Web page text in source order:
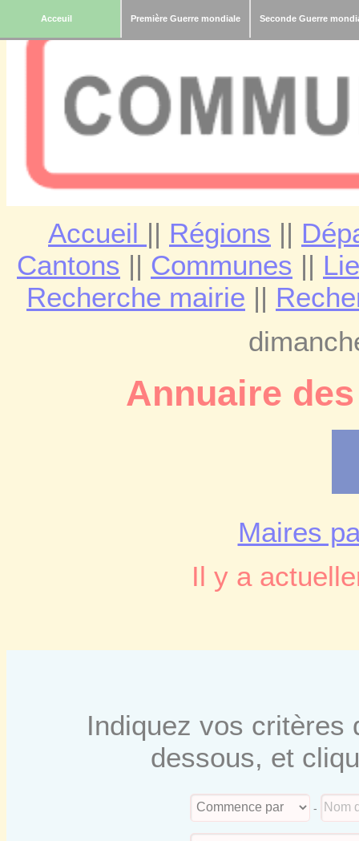
Acceuil Première Guerre mondiale Seconde Guerre
Accueil || Régions ||
Cantons || Communes ||
Recherche mairie ||
Annuaire
Maires
Il y a
Indiquez vos critères
dessous, et
-